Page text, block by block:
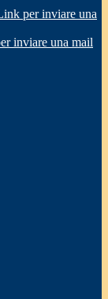
per inviare una
inviare una mail